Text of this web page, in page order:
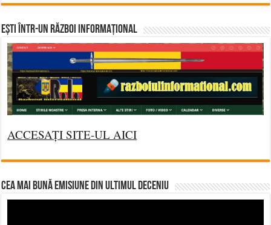
Ești într-un RĂZBOI INFORMAȚIONAL
ACCESAȚI SITE-UL AICI
CEA MAI BUNĂ EMISIUNE DIN ULTIMUL DECENIU